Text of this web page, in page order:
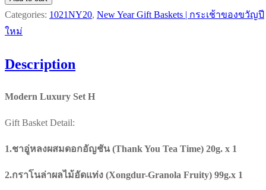
Set
H
Categories: 1021NY20, New Year Gift Baskets | กระเช้าของขวัญปี
ใหม่
Description
Modern Luxury Set H
Gift Basket Detail:
1.ชาอู่หลงผสมดอกอัญชัน (Thank You Tea Time) 20g. x 1
2.กราโนล่าผลไม้อัดแท่ง (Xongdur-Granola Fruity) 99g.x 1